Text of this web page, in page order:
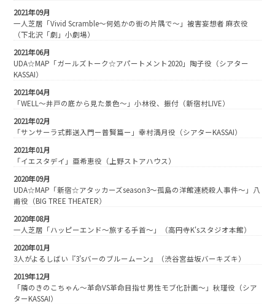
2021年09月
一人芝居「Vivid Scramble〜何処かの街の片隅で〜」被害妄想者 麻衣役
（下北沢「劇」小劇場）
2021年06月
UDA☆MAP「ガールズトーク☆アパートメント2020」陶子役（シアター
KASSAI）
2021年04月
「WELL〜井戸の底から見た景色〜」小林役、振付（新宿村LIVE）
2021年02月
「サンサーラ式葬送入門ー普賢篇ー」幸村満月役（シアターKASSAI）
2021年01月
「イエスタデイ」亜希恵役（上野ストアハウス）
2020年09月
UDA☆MAP「新宿☆アタッカーズseason3〜孤島の洋館連続殺人事件〜」八
甫役（BIG TREE THEATER）
2020年08月
一人芝居「ハッピーエンド〜旅する手首〜」（高円寺K'sスタジオ本館）
2020年01月
3人がよるしばい『3’sバーのブルームーン』（渋谷宮益坂バーキズキ）
2019年12月
「隣のきのこちゃん〜革命VS革命目指せ男性モブ化計画〜」秋瑾役（シア
ターKASSAI）